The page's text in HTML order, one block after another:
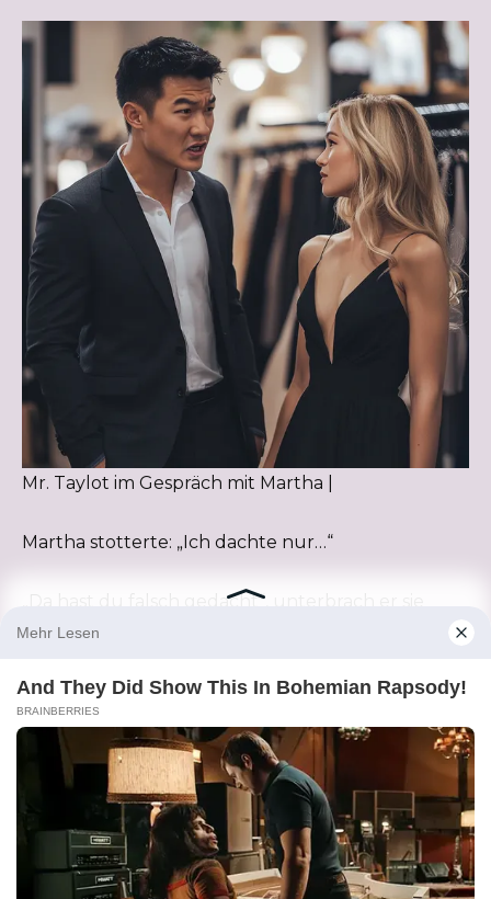
Mr. Taylot im Gespräch mit Martha |
Martha stotterte: „Ich dachte nur…“
„Da hast du falsch gedacht“, unterbrach er sie
scharf. „Meine Frau war bei unserer Hochzeit
das ich je gesehen habe. Wie kannst du es wagen,
diese junge Frau zu verurteilen, weil sie ihre Liebe
und ihr Kind gefeiert hat?“
Marthas Gesicht war aschfahl, und sie schien unter
seinem Blick zu schrumpfen. „Ich… ich wollte dich
nicht beleidigen“, murmelte sie, aber es war klar,